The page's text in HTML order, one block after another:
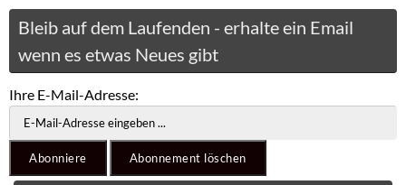
Bleib auf dem Laufenden - erhalte ein Email
wenn es etwas Neues gibt
Ihre E-Mail-Adresse: